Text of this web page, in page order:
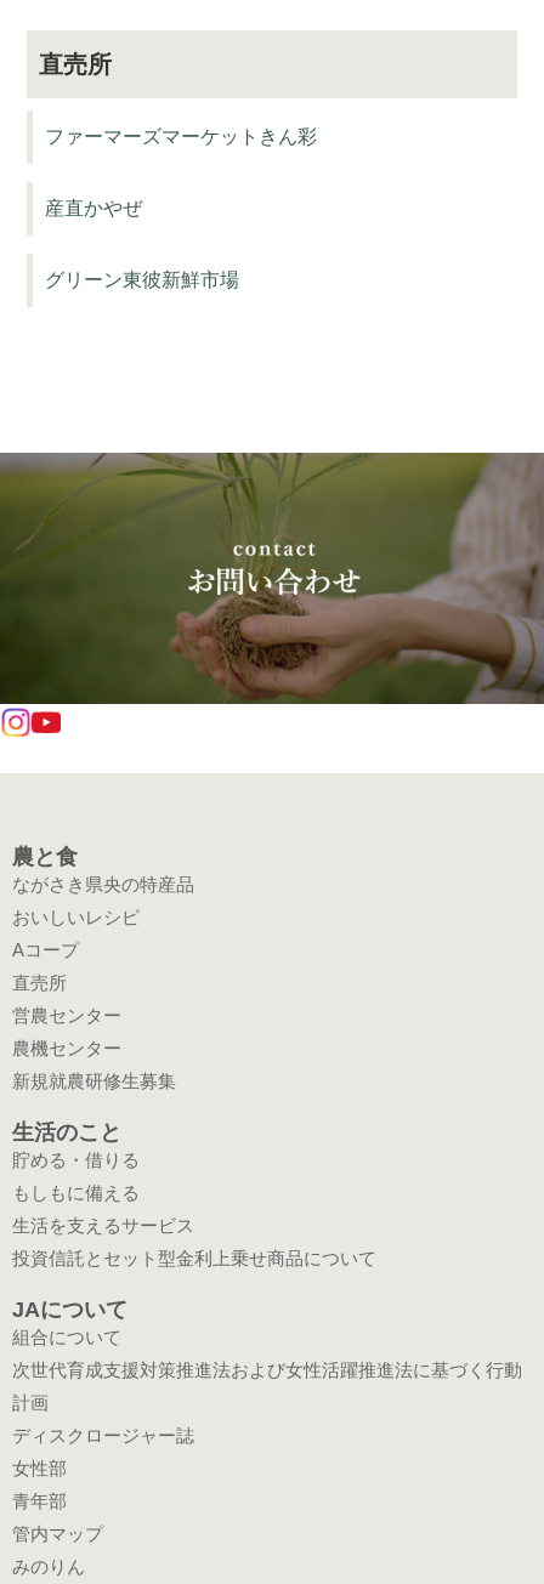
直売所
ファーマーズマーケットきん彩
産直かやぜ
グリーン東彼新鮮市場
農と食
ながさき県央の特産品
おいしいレシピ
Aコープ
直売所
営農センター
農機センター
新規就農研修生募集
生活のこと
貯める・借りる
もしもに備える
生活を支えるサービス
投資信託とセット型金利上乗せ商品について
JAについて
組合について
次世代育成支援対策推進法および女性活躍推進法に基づく行動
計画
ディスクロージャー誌
女性部
青年部
管内マップ
みのりん